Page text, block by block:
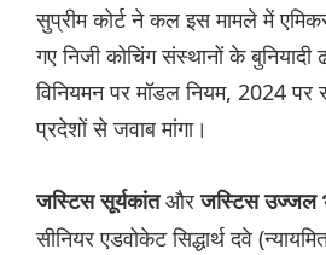
सुप्रीम कोर्ट ने कल इस मामले में एमिकस
गए निजी कोचिंग संस्थानों के बुनियादी
विनियमन पर मॉडल नियम, 2024 पर
प्रदेशों से जवाब मांगा।
जस्टिस सूर्यकांतऔरजस्टिस उज्जल
सीनियर एडवोकेट सिद्धार्थ दवे